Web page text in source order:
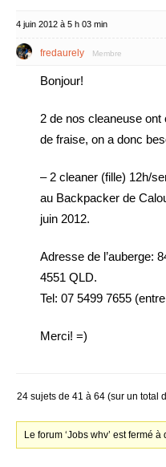
4 juin 2012 à 5 h 03 min
fredaurely Membre
Bonjour!
2 de nos cleaneuse
de fraise, on a donc
– 2 cleaner (fille) 12h/
au Backpacker de
juin 2012.
Adresse de l’auberge:
4551 QLD.
Tel: 07 5499 7655
Merci! =)
24 sujets de 41 à 64 (sur un total
Le forum ‘Jobs whv’ est fermé